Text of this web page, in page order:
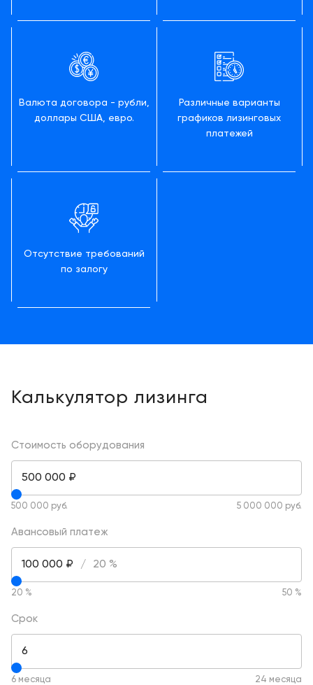
Валюта договора - рубли,
доллары США, евро.
Различные варианты
графиков лизинговых
платежей
Отсутствие требований
по залогу
Калькулятор лизинга
Стоимость оборудования
500 000 ₽
500 000 руб. 5 000 000 руб.
Авансовый платеж
100 000 ₽ / 20 %
20 % 50 %
Срок
6
6 месяца 24 месяца